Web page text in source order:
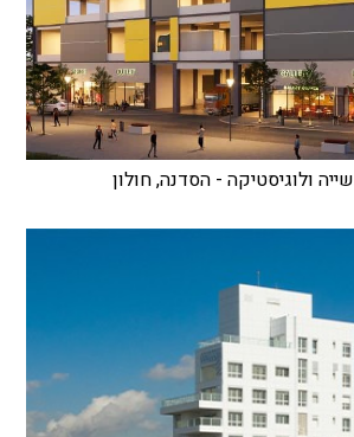
ולוגיסטיקה - הסדנה, חולון